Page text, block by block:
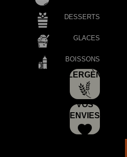
DESSERTS
GLACES
BOISSONS
ALLERGÈNES
VOS
ENVIES